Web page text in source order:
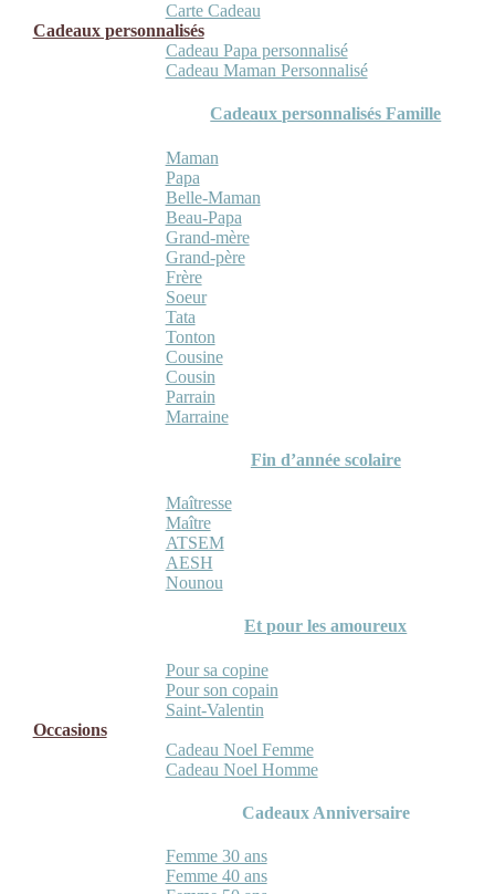
Carte Cadeau
Cadeaux personnalisés
Cadeau Papa personnalisé
Cadeau Maman Personnalisé
Cadeaux personnalisés Famille
Maman
Papa
Belle-Maman
Beau-Papa
Grand-mère
Grand-père
Frère
Soeur
Tata
Tonton
Cousine
Cousin
Parrain
Marraine
Fin d’année scolaire
Maîtresse
Maître
ATSEM
AESH
Nounou
Et pour les amoureux
Pour sa copine
Pour son copain
Saint-Valentin
Occasions
Cadeau Noel Femme
Cadeau Noel Homme
Cadeaux Anniversaire
Femme 30 ans
Femme 40 ans